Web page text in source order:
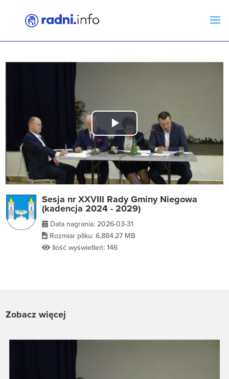
Play
Video
Sesja nr XXVIII Rady Gminy Niegowa
(kadencja 2024 - 2029)
Data nagrania: 2026-03-31
Rozmiar pliku: 6,884.27 MB
Ilość wyświetleń: 146
Zobacz więcej